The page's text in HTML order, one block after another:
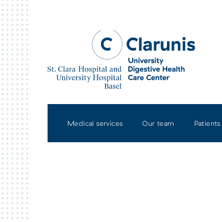
Medical services Our team